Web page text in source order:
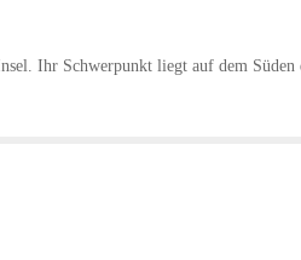
Ihr Schwerpunkt liegt auf dem Süden